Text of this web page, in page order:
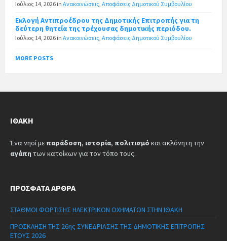
Ιούλιος 14, 2026 in Ανακοινώσεις, Αποφάσεις Δημοτικού Συμβουλίου
Εκλογή Αντιπροέδρου της Δημοτικής Επιτροπής για τη
δεύτερη θητεία της τρέχουσας δημοτικής περιόδου.
Ιούλιος 14, 2026 in Ανακοινώσεις, Αποφάσεις Δημοτικού Συμβουλίου
MORE POSTS
ΙΘΆΚΗ
Ένα νησί με παράδοση, ιστορία, πολιτισμό και ακλόνητη την
αγάπη των κατοίκων για τον τόπο τους.
ΠΡΌΣΦΑΤΑ ΆΡΘΡΑ
ΣΤΑΘΜΟΙ ΦΟΡΤΙΣΗΣ ΗΛΕΚΤΡΙΚΩΝ ΟΧΗΜΑΤΩΝ ΣΤΗΝ ΙΘΑΚΗ
ΠΡΟΣΚΛΗΣΗ ΤΗΣ 26ης ΣΥΝΕΔΡΙΑΣΗΣ ΤΗΣ ΔΗΜΟΤΙΚΗΣ ΕΠΙΤΡΟΠΗΣ
ΕΤΟΥΣ 2026